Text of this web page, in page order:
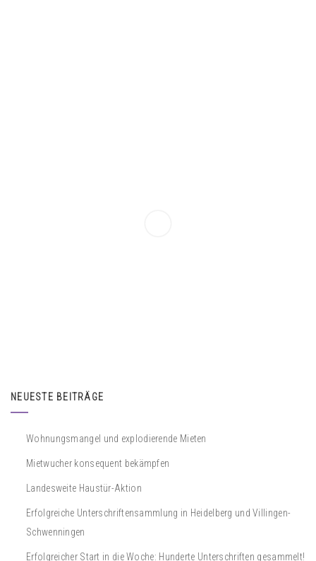
NEUESTE BEITRÄGE
Wohnungsmangel und explodierende Mieten
Mietwucher konsequent bekämpfen
Landesweite Haustür-Aktion
Erfolgreiche Unterschriftensammlung in Heidelberg und Villingen-
Schwenningen
Erfolgreicher Start in die Woche: Hunderte Unterschriften gesammelt!